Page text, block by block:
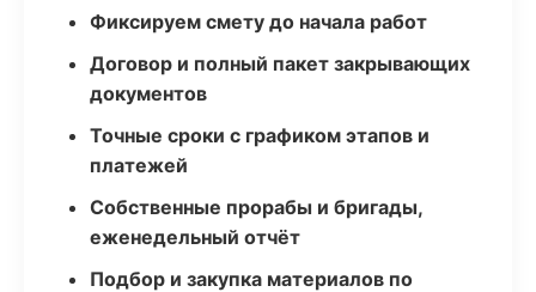
Фиксируем смету до начала работ
Договор и полный пакет закрывающих
документов
Точные сроки с графиком этапов и
платежей
Собственные прорабы и бригады,
еженедельный отчёт
Подбор и закупка материалов по